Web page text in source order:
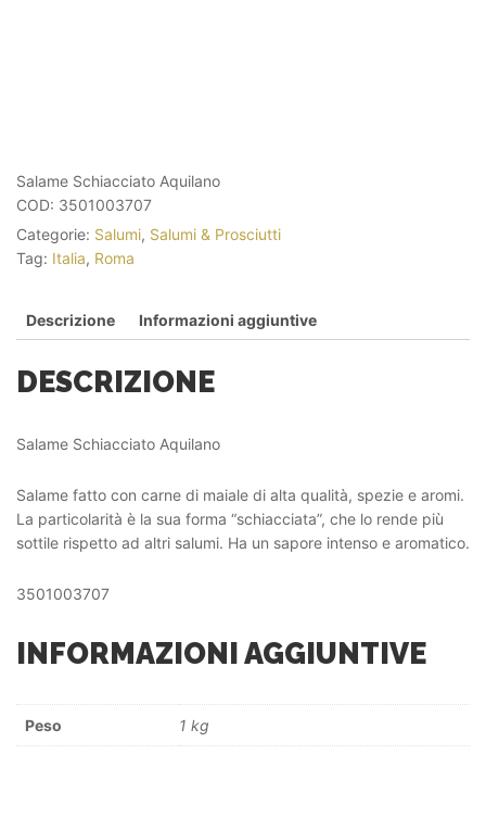
Salame Schiacciato Aquilano
COD: 3501003707
Categorie: Salumi, Salumi & Prosciutti
Tag: Italia, Roma
Descrizione Informazioni aggiuntive
DESCRIZIONE
Salame Schiacciato Aquilano
Salame fatto con carne di maiale di alta qualità, spezie e aromi.
La particolarità è la sua forma “schiacciata”, che lo rende più
sottile rispetto ad altri salumi. Ha un sapore intenso e aromatico.
3501003707
INFORMAZIONI AGGIUNTIVE
Peso 1 kg